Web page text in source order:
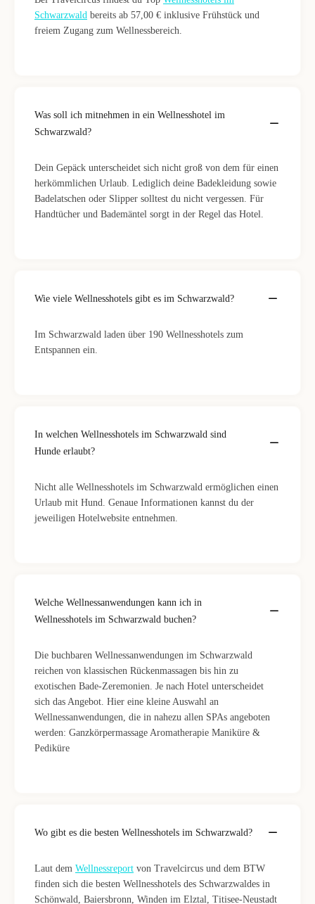
Schwarzwald bereits ab 57,00 € inklusive Frühstück und
freiem Zugang zum Wellnessbereich.
Was soll ich mitnehmen in ein Wellnesshotel im
Schwarzwald?
Dein Gepäck unterscheidet sich nicht groß von dem für einen
herkömmlichen Urlaub. Lediglich deine Badekleidung sowie
Badelatschen oder Slipper solltest du nicht vergessen. Für
Handtücher und Bademäntel sorgt in der Regel das Hotel.
Wie viele Wellnesshotels gibt es im Schwarzwald?
Im Schwarzwald laden über 190 Wellnesshotels zum
Entspannen ein.
In welchen Wellnesshotels im Schwarzwald sind
Hunde erlaubt?
Nicht alle Wellnesshotels im Schwarzwald ermöglichen einen
Urlaub mit Hund. Genaue Informationen kannst du der
jeweiligen Hotelwebsite entnehmen.
Welche Wellnessanwendungen kann ich in
Wellnesshotels im Schwarzwald buchen?
Die buchbaren Wellnessanwendungen im Schwarzwald
reichen von klassischen Rückenmassagen bis hin zu
exotischen Bade-Zeremonien. Je nach Hotel unterscheidet
sich das Angebot. Hier eine kleine Auswahl an
Wellnessanwendungen, die in nahezu allen SPAs angeboten
werden: Ganzkörpermassage Aromatherapie Maniküre &
Pediküre
Wo gibt es die besten Wellnesshotels im Schwarzwald?
Laut dem Wellnessreport von Travelcircus und dem BTW
finden sich die besten Wellnesshotels des Schwarzwaldes in
Schönwald, Baiersbronn, Winden im Elztal, Titisee-Neustadt